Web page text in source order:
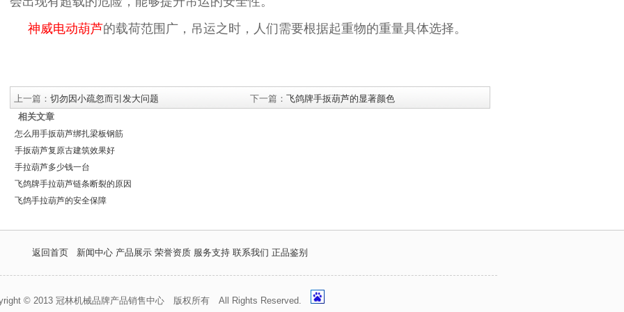
神威电动葫芦的载荷范围广，吊运之时，人们需要根据起重物的重量具体选择。
上一篇： 切勿因小疏忽而引发大问题 下一篇： 飞鸽牌手扳葫芦的显著颜色
相关文章
怎么用手扳葫芦绑扎梁板钢筋
手扳葫芦复原古建筑效果好
手拉葫芦多少钱一台
飞鸽牌手拉葫芦链条断裂的原因
飞鸽手拉葫芦的安全保障
返回首页 新闻中心 产品展示 荣誉资质 服务支持 联系我们 正品鉴别
© 2013 冠林机械品牌产品销售中心 版权所有 All Rights Reserved.